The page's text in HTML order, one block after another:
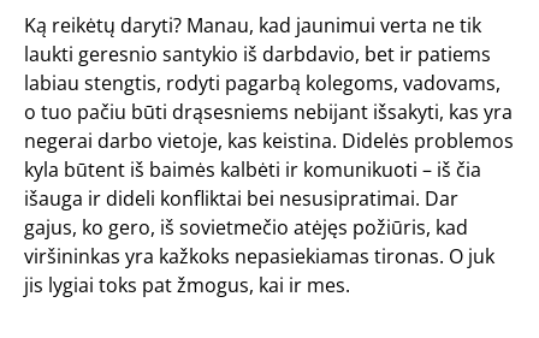
Ką reikėtų daryti? Manau, kad jaunimui verta ne tik
laukti geresnio santykio iš darbdavio, bet ir patiems
labiau stengtis, rodyti pagarbą kolegoms, vadovams,
o tuo pačiu būti drąsesniems nebijant išsakyti, kas yra
negerai darbo vietoje, kas keistina. Didelės problemos
kyla būtent iš baimės kalbėti ir komunikuoti – iš čia
išauga ir dideli konfliktai bei nesusipratimai. Dar
gajus, ko gero, iš sovietmečio atėjęs požiūris, kad
viršininkas yra kažkoks nepasiekiamas tironas. O juk
jis lygiai toks pat žmogus, kai ir mes.